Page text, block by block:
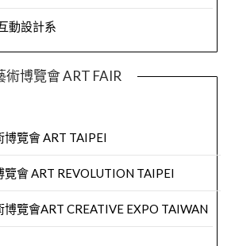
動設計系
術博覽會 ART FAIR
博覽會 ART TAIPEI
覽會 ART REVOLUTION TAIPEI
博覽會ART CREATIVE EXPO TAIWAN